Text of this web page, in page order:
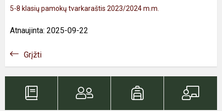
5-8 klasių pamokų tvarkaraštis 2023/2024 m.m.
Atnaujinta: 2025-09-22
Grįžti